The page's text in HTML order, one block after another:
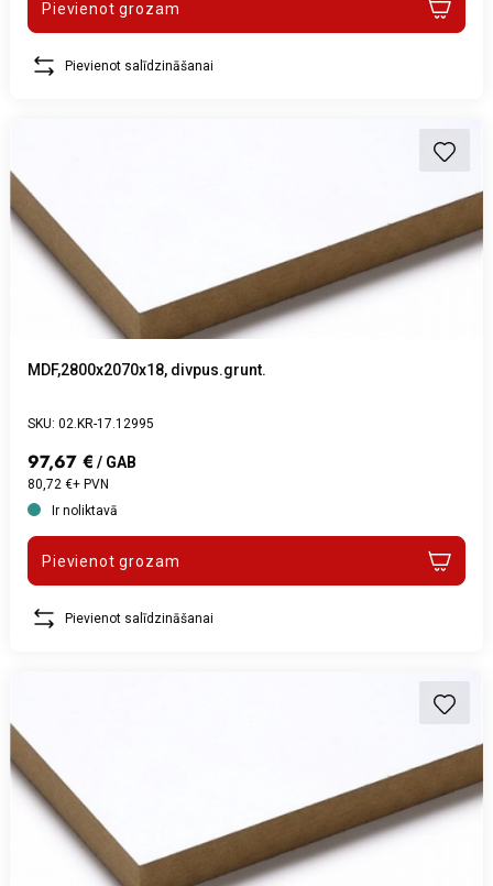
Pievienot grozam
Pievienot salīdzināšanai
MDF,2800x2070x18, divpus.grunt.
SKU: 02.KR-17.12995
97,67 € / GAB
80,72 €+ PVN
Ir noliktavā
Pievienot grozam
Pievienot salīdzināšanai